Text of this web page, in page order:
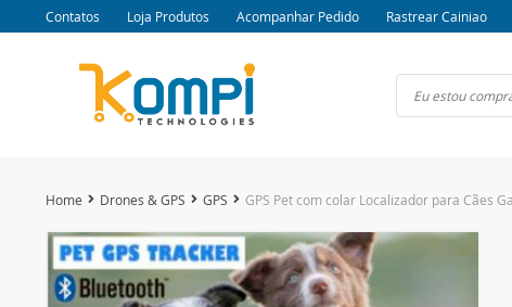
Contatos Loja Produtos Acompanhar Pedido Rastrear Cainiao
Home Drones & GPS GPS